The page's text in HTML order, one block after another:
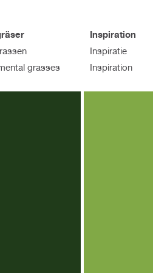
grasses
Inspiration
Inspiratie
Inspiration